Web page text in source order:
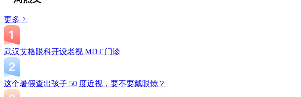
更多
武汉艾格眼科开设老视 MDT 门诊
这个暑假查出孩子 50 度近视，要不要戴眼镜？